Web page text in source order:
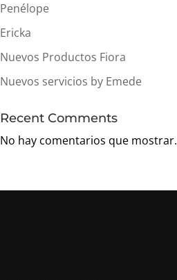
Penélope
Ericka
Nuevos Productos Fiora
Nuevos servicios by Emede
Recent Comments
No hay comentarios que mostrar.